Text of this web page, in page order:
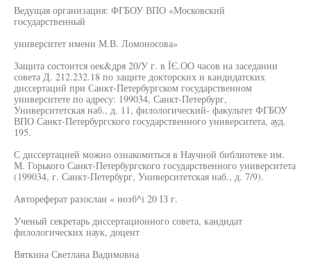
Ведущая организация: ФГБОУ ВПО «Московский
государственный
университет имени М.В. Ломоносова»
Защита состоится оек&дря 20/У г. в ЇЄ.ОО часов на заседании
совета Д. 212.232.18 по защите докторских и кандидатских
диссертаций при Санкт-Петербургском государственном
университете по адресу: 199034, Санкт-Петербург,
Университетская наб., д. 11, филологический- факультет ФГБОУ
ВПО Санкт-Петербургского государственного университета, ауд.
195.
С диссертацией можно ознакомиться в Научной библиотеке им.
М. Горького Санкт-Петербургского государственного университета
(199034, г. Санкт-Петербург, Университетская наб., д. 7/9).
Автореферат разослан « нозб^і 20 ІЗ г.
Ученый секретарь диссертационного совета, кандидат
филологических наук, доцент
Вяткина Светлана Вадимовна